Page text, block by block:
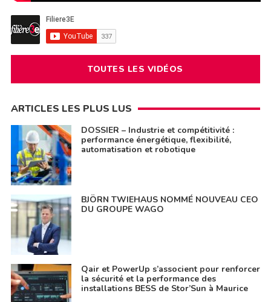
TOUTES LES VIDÉOS
ARTICLES LES PLUS LUS
DOSSIER – Industrie et compétitivité :
performance énergétique, flexibilité,
automatisation et robotique
BJÖRN TWIEHAUS NOMMÉ NOUVEAU CEO
DU GROUPE WAGO
Qair et PowerUp s’associent pour renforcer
la sécurité et la performance des
installations BESS de Stor’Sun à Maurice